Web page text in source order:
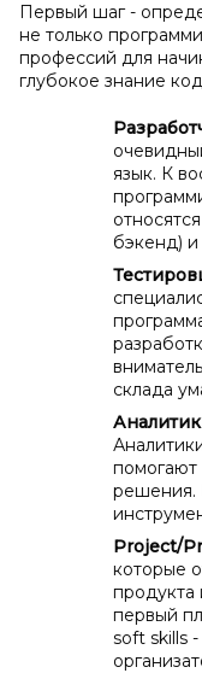
Первый шаг -
не только
профессий для
глубокое знание
язык. К
бэкенд) и
склада
помогают
решения.
Project/
которые
продукта
первый
soft skills